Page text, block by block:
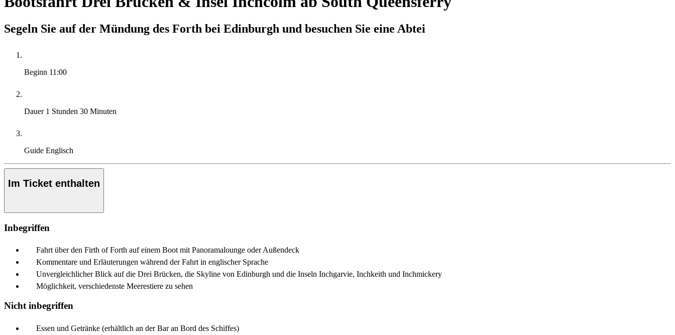
Segeln Sie auf der Mündung des Forth bei Edinburgh und besuchen Sie eine Abtei
Beginn 11:00
Dauer 1 Stunden 30 Minuten
Guide Englisch
Im Ticket enthalten
Inbegriffen
Fahrt über den Firth of Forth auf einem Boot mit Panoramalounge oder Außendeck
Kommentare und Erläuterungen während der Fahrt in englischer Sprache
Unvergleichlicher Blick auf die Drei Brücken, die Skyline von Edinburgh und die Inseln Inchgarvie, Inchkeith und Inchmickery
Möglichkeit, verschiedenste Meerestiere zu sehen
Nicht inbegriffen
Essen und Getränke (erhältlich an der Bar an Bord des Schiffes)